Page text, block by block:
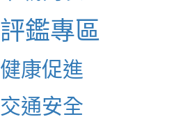
評鑑專區
健康促進
交通安全